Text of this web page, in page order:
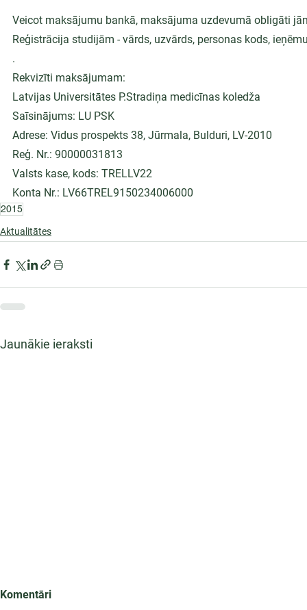
Veicot maksājumu bankā, maksājuma uzdevumā obligāti
Reģistrācija studijām - vārds, uzvārds, personas kods,
.
Rekvizīti maksājumam:
Latvijas Universitātes P.Stradiņa medicīnas koledža
Saīsinājums: LU PSK
Adrese: Vidus prospekts 38, Jūrmala, Bulduri, LV-2010
Reģ. Nr.: 90000031813
Valsts kase, kods: TRELLV22
Konta Nr.: LV66TREL9150234006000
2015
Aktualitātes
Jaunākie ieraksti
Komentāri